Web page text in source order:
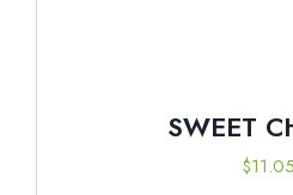
SWEET
$11.05